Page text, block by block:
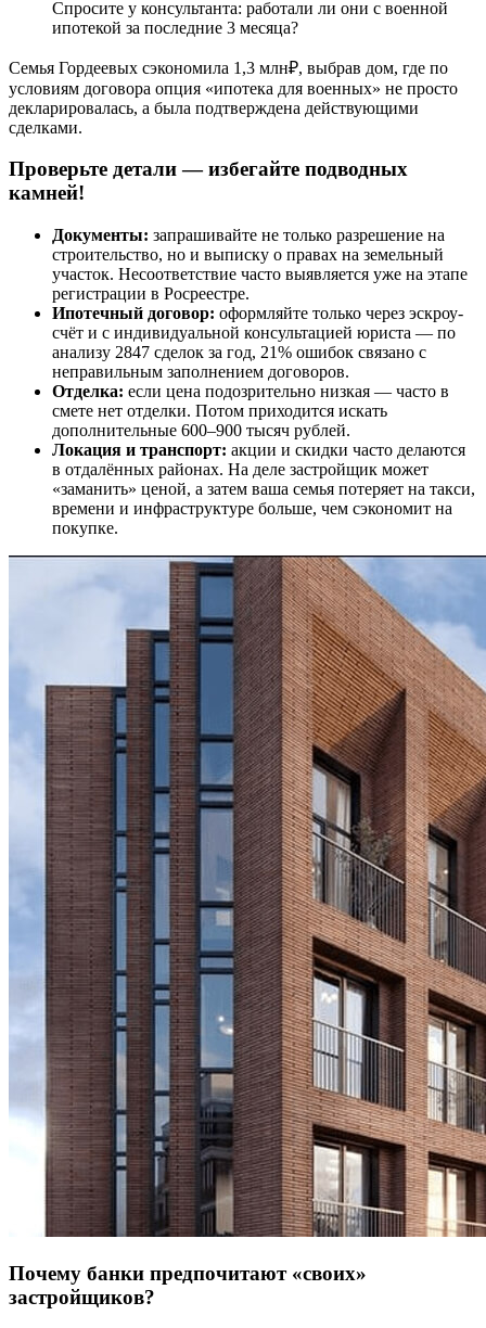
Спросите у консультанта: работали ли они с военной
ипотекой за последние 3 месяца?
Семья Гордеевых сэкономила 1,3 млн₽, выбрав дом, где по
условиям договора опция «ипотека для военных» не просто
декларировалась, а была подтверждена действующими
сделками.
Проверьте детали — избегайте подводных
камней!
Документы: запрашивайте не только разрешение на
строительство, но и выписку о правах на земельный
участок. Несоответствие часто выявляется уже на этапе
регистрации в Росреестре.
Ипотечный договор: оформляйте только через эскроу-
счёт и с индивидуальной консультацией юриста — по
анализу 2847 сделок за год, 21% ошибок связано с
неправильным заполнением договоров.
Отделка: если цена подозрительно низкая — часто в
смете нет отделки. Потом приходится искать
дополнительные 600–900 тысяч рублей.
Локация и транспорт: акции и скидки часто делаются
в отдалённых районах. На деле застройщик может
«заманить» ценой, а затем ваша семья потеряет на такси,
времени и инфраструктуре больше, чем сэкономит на
покупке.
Почему банки предпочитают «своих»
застройщиков?